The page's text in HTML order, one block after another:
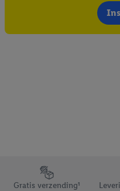
Footerelement met de
Gratis verzending¹